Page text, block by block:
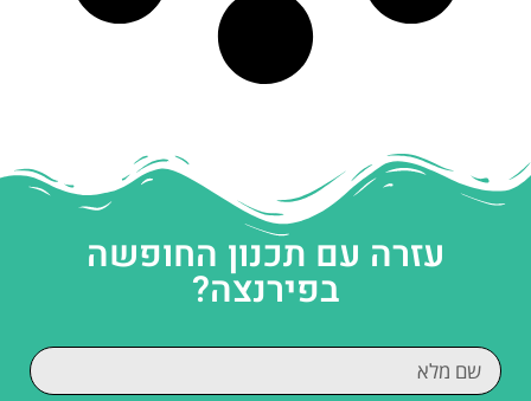
עזרה עם תכנון החופשה
בפירנצה?